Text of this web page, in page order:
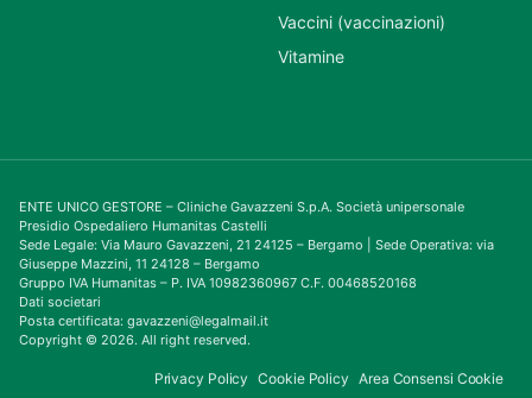
Vaccini (vaccinazioni)
Vitamine
ENTE UNICO GESTORE – Cliniche Gavazzeni S.p.A. Società unipersonale
Presidio Ospedaliero Humanitas Castelli
Sede Legale: Via Mauro Gavazzeni, 21 24125 – Bergamo | Sede Operativa: via
Giuseppe Mazzini, 11 24128 – Bergamo
Gruppo IVA Humanitas – P. IVA 10982360967 C.F. 00468520168
Dati societari
Posta certificata: gavazzeni@legalmail.it
Copyright © 2026. All right reserved.
Privacy Policy Cookie Policy Area Consensi Cookie